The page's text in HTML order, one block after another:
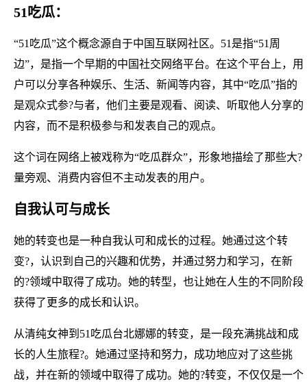
51吃瓜：
“51吃瓜”这个概念源自于中国互联网社区。51是指“51周
边”，是指一个早期的中国社交网络平台。在这个平台上，用
户可以分享各种娱乐、生活、新闻等内容，其中“吃瓜”指的
是观众式参?与者，他们主要是观看、阅读、听取他人分享的
内容，而不是积极参与和发表自己的观点。
这个词在网络上被戏称为“吃瓜群众”，形象地描绘了那些大?
量旁观、消费内容但不主动发表的用户。
自我认可与成长
她的转变也是一种自我认可和成长的过程。她通过这个转
变?，认识到自己的兴趣和优势，并通过努力和学习，在新
的?领域中取得了成功。她的转型，也让她在人生的不同阶段
获得了更多的成长和认识。
从清纯女神到51吃瓜台北娜娜的转变，是一段充满挑战和成
长的人生旅程?。她通过坚持和努力，成功地应对了这些挑
战，并在新的领域中取得了成功。她的?转变，不仅仅是一个